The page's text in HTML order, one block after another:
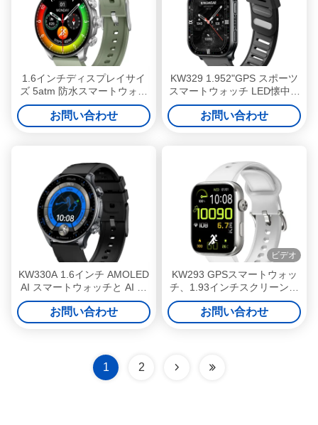
1.6インチディスプレイサイ
ズ 5atm 防水スマートウォッ
チ オプション6軸センサー
お問い合わせ
KW329 1.952"GPS スポーツ
スマートウォッチ LED懐中電
灯 オフライン マップ AI アシ
スタント
お問い合わせ
KW330A 1.6インチ AMOLED
AI スマートウォッチと AI 音
声アシスタント チャット
GPT-4Oと 170+ スポーツモ
ード GPS スポーツウォッチ
お問い合わせ
ビデオ
KW293 GPSスマートウォッ
チ、1.93インチスクリーン、
375mAhバッテリー搭載
お問い合わせ
1 2